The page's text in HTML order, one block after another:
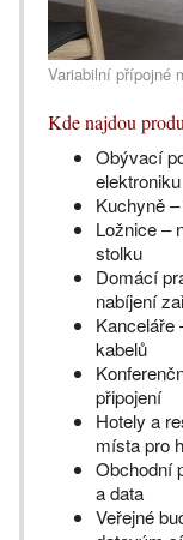
Variabilní přípojné
Kde najdou
Obývací
elektroniku
Kuchyně
Ložnice –
stolku
Domácí
nabíjení
Kanceláře
kabelů
připojení
Hotely a
místa pro
Obchodní
a data
Veřejné